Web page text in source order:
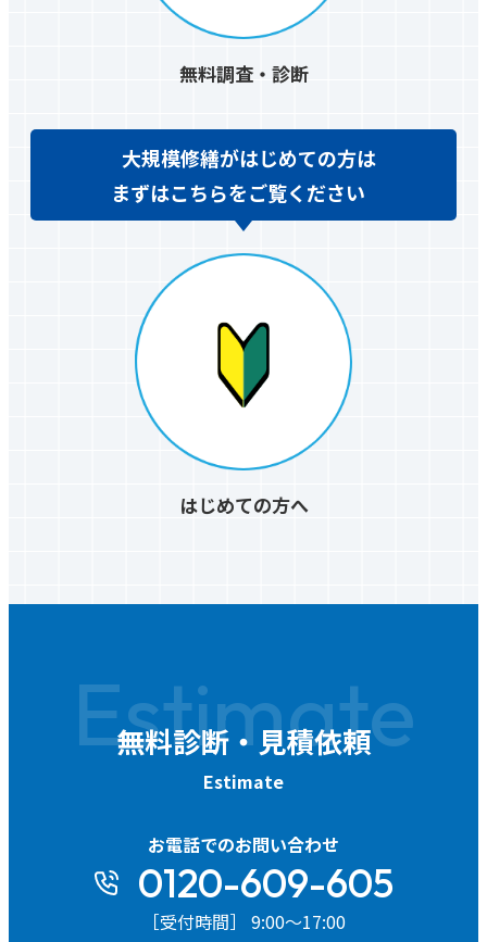
無料調査・診断
大規模修繕がはじめての方は
まずはこちらをご覧ください
はじめての方へ
Estimate
無料診断・見積依頼
Estimate
お電話でのお問い合わせ
0120-609-605
［受付時間］ 9:00～17:00